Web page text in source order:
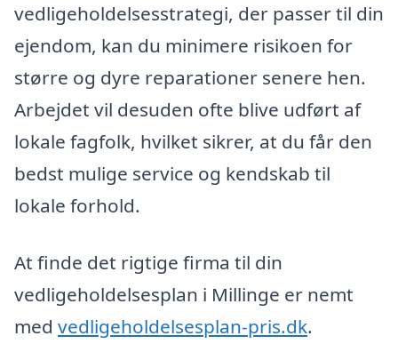
vedligeholdelsesstrategi, der passer til din
ejendom, kan du minimere risikoen for
større og dyre reparationer senere hen.
Arbejdet vil desuden ofte blive udført af
lokale fagfolk, hvilket sikrer, at du får den
bedst mulige service og kendskab til
lokale forhold.
At finde det rigtige firma til din
vedligeholdelsesplan i Millinge er nemt
med vedligeholdelsesplan-pris.dk.